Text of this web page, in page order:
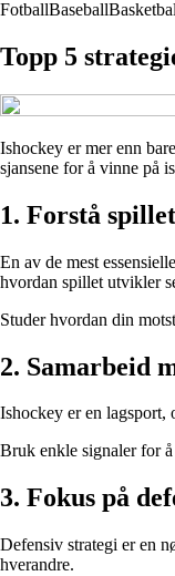
FotballBaseball
Topp 5
Ishockey er mer enn
sjansene for å vinne på
1. Forstå
En av de mest
hvordan spillet utvikler
Studer hvordan din
2. Samarbeid
Ishockey er en lagsport,
Bruk enkle signaler for
3. Fokus på
Defensiv strategi er en
hverandre.